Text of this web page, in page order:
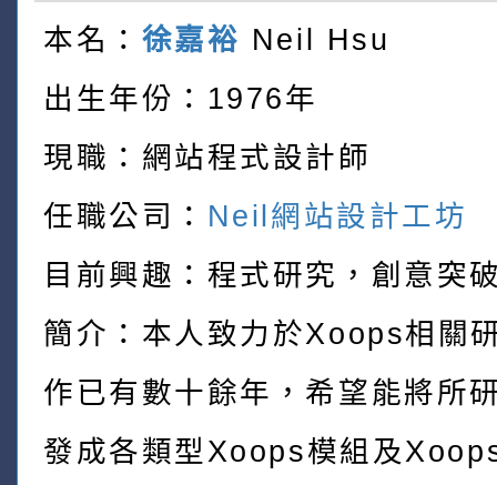
本名： 徐嘉裕 Neil Hsu
出生年份：1976年
現職：網站程式設計師
任職公司： Neil網站設計工坊
目前興趣：程式研究，創意突
簡介：本人致力於Xoops相關
作已有數十餘年，希望能將所
發成各類型Xoops模組及